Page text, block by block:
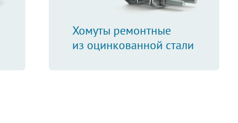
Хомуты ремонтные
из оцинкованной стали